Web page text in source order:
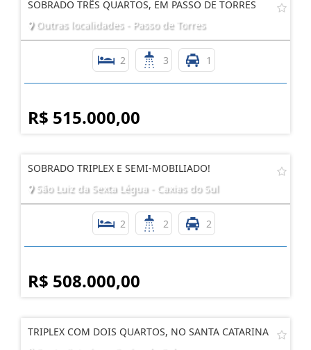
ImóveisRelacionados
SOBRADO TRÊS QUARTOS, EM PASSO DE TORRES
2
R$ 515.000,00
SOBRADO TRIPLEX E SEMI-MOBILIADO!
2
R$ 508.000,00